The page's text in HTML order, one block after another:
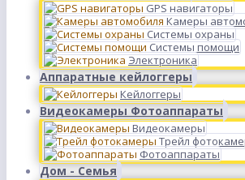
GPS навигаторы
Камеры
Системы охраны
Системы помощи
Электроника
Аппаратные кейлоггеры
Кейлоггеры
Видеокамеры Фотоаппараты
Видеокамеры
Трейл
Фотоаппараты
Дом - Семья